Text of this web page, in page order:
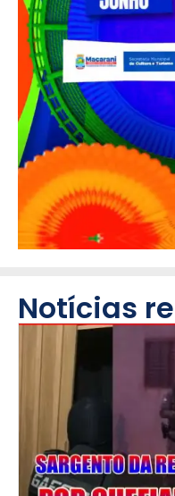
Notícias